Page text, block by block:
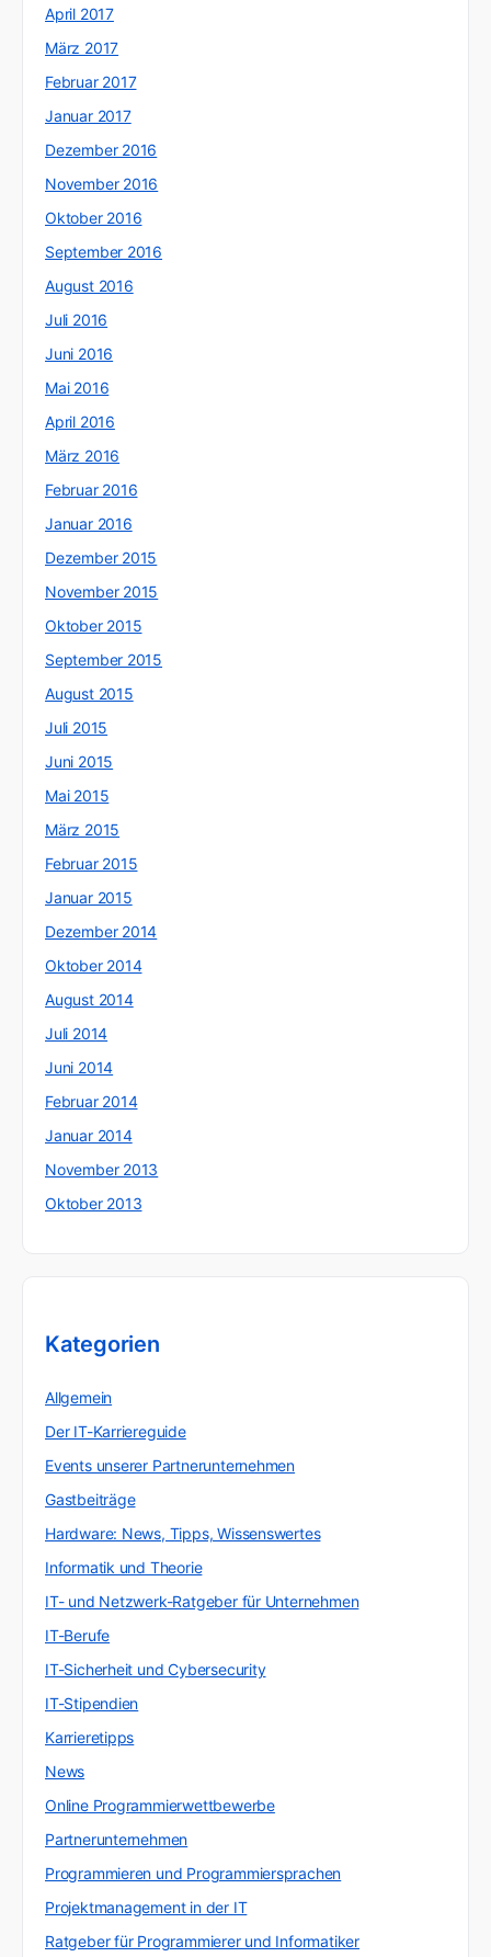
April 2017
März 2017
Februar 2017
Januar 2017
Dezember 2016
November 2016
Oktober 2016
September 2016
August 2016
Juli 2016
Juni 2016
Mai 2016
April 2016
März 2016
Februar 2016
Januar 2016
Dezember 2015
November 2015
Oktober 2015
September 2015
August 2015
Juli 2015
Juni 2015
Mai 2015
März 2015
Februar 2015
Januar 2015
Dezember 2014
Oktober 2014
August 2014
Juli 2014
Juni 2014
Februar 2014
Januar 2014
November 2013
Oktober 2013
Kategorien
Allgemein
Der IT-Karriereguide
Events unserer Partnerunternehmen
Gastbeiträge
Hardware: News, Tipps, Wissenswertes
Informatik und Theorie
IT- und Netzwerk-Ratgeber für Unternehmen
IT-Berufe
IT-Sicherheit und Cybersecurity
IT-Stipendien
Karrieretipps
News
Online Programmierwettbewerbe
Partnerunternehmen
Programmieren und Programmiersprachen
Projektmanagement in der IT
Ratgeber für Programmierer und Informatiker